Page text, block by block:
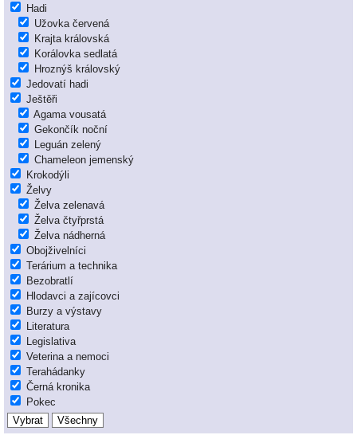
Hadi
Užovka červená
Krajta královská
Korálovka sedlatá
Hroznýš královský
Jedovatí hadi
Ještěři
Agama vousatá
Gekončík noční
Leguán zelený
Chameleon jemenský
Krokodýli
Želvy
Želva zelenavá
Želva čtyřprstá
Želva nádherná
Obojživelníci
Terárium a technika
Bezobratlí
Hlodavci a zajícovci
Burzy a výstavy
Literatura
Legislativa
Veterina a nemoci
Terahádanky
Černá kronika
Pokec